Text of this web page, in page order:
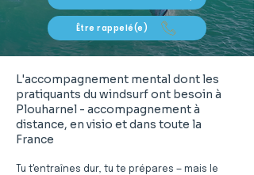
Être rappelé(e)
L'accompagnement mental dont les
pratiquants du windsurf ont besoin à
Plouharnel - accompagnement à
distance, en visio et dans toute la
France
Tu t'entraînes dur, tu te prépares — mais le